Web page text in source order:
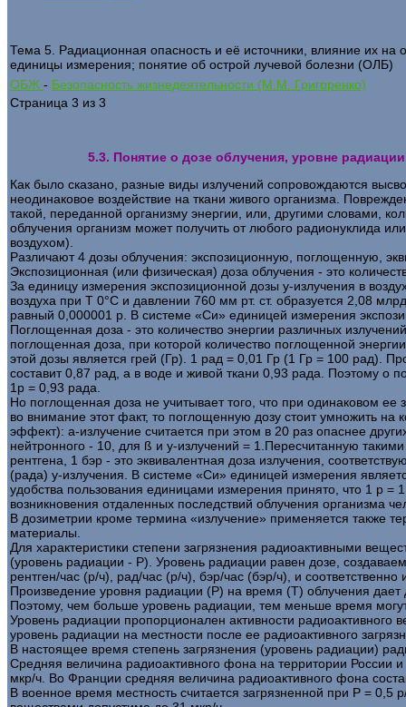
Тема 5. Радиационная опасность и её источники, влияние их на
единицы измерения; понятие об острой лучевой болезни (ОЛБ)
ОБЖ - Безопасность жизнедеятельности (М.М. Григоренко)
Страница 3 из 3
5.3. Понятие о дозе облучения, уровне
Как было сказано, разные виды излучений сопровождаются
неодинаковое воздействие на ткани живого организма.
такой, переданной организму энергии, или, другими словами,
облучения организм может получить от любого радионуклида
воздухом).
Различают 4 дозы облучения: экспозиционную, поглощенную,
Экспозиционная (или физическая) доза облучения - это
За единицу измерения экспозиционной дозы у-излучения в
воздуха при Т 0°С и давлении 760 мм рт. ст. образуется 2,08
равный 0,000001 р. В системе «Си» единицей измерения
Поглощенная доза - это количество энергии различных
поглощенная доза, при которой количество поглощенной
этой дозы является грей (Гр). 1 рад = 0,01 Гр (1 Гр = 100 рад).
составит 0,87 рад, а в воде и живой ткани 0,93 рада. Поэтому о
1р = 0,93 рада.
Но поглощенная доза не учитывает того, что при одинаковом
во внимание этот факт, то поглощенную дозу стоит умножить
эффект): a-излучение считается при этом в 20 раз опаснее
нейтронного - 10, для ß и у-излучений = 1.Пересчитанную
рентгена, 1 бэр - это эквивалентная доза излучения,
(рада) у-излучения. В системе «Си» единицей измерения
удобства пользования единицами измерения принято, что 1 р
возникновения отдаленных последствий облучения организма
В дозиметрии кроме термина «излучение» применяется также
материалы.
Для характеристики степени загрязнения радиоактивными
(уровень радиации - Р). Уровень радиации равен дозе,
рентген/час (р/ч), рад/час (р/ч), бэр/час (бэр/ч), и
Произведение уровня радиации (Р) на время (Т) облучения дает
Поэтому, чем больше уровень радиации, тем меньше время
Уровень радиации пропорционален активности
уровень радиации на местности после ее радиоактивного
В настоящее время степень загрязнения (уровень радиации)
Средняя величина радиоактивного фона на территории России
мкр/ч. Во Франции средняя величина радиоактивного фона
В военное время местность считается загрязненной при Р = 0,5